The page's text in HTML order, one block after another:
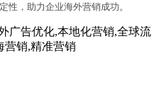
性，助力企业海外营销成功。
广告优化,本地化营销,全球流
营销,精准营销